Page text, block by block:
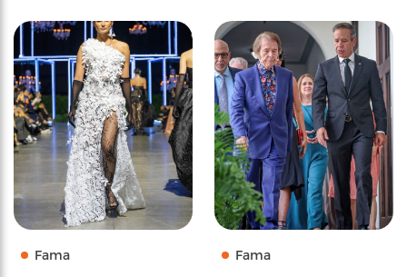
Fama Fama